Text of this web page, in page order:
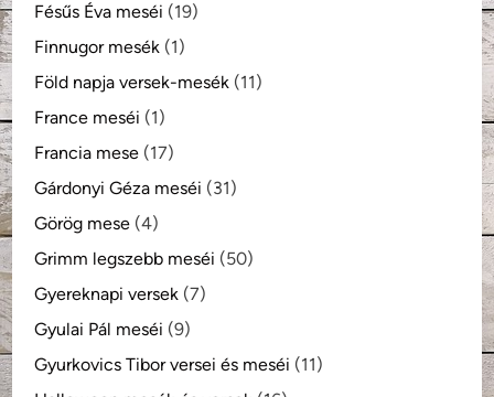
Fésűs Éva meséi (19)
Finnugor mesék (1)
Föld napja versek-mesék (11)
France meséi (1)
Francia mese (17)
Gárdonyi Géza meséi (31)
Görög mese (4)
Grimm legszebb meséi (50)
Gyereknapi versek (7)
Gyulai Pál meséi (9)
Gyurkovics Tibor versei és meséi (11)